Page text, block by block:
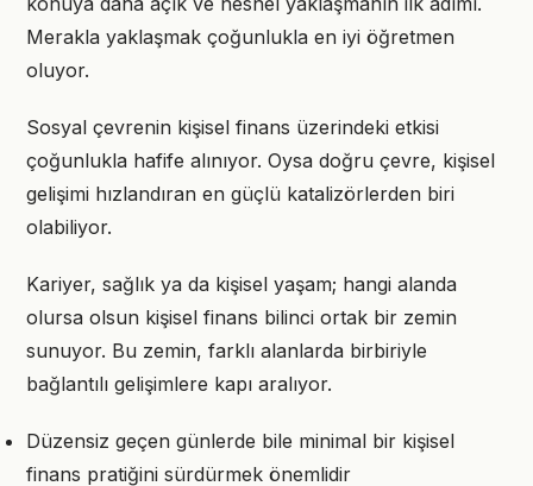
Merakla yaklaşmak çoğunlukla en iyi öğretmen
oluyor.
Sosyal çevrenin kişisel finans üzerindeki etkisi
çoğunlukla hafife alınıyor. Oysa doğru çevre, kişisel
gelişimi hızlandıran en güçlü katalizörlerden biri
olabiliyor.
Kariyer, sağlık ya da kişisel yaşam; hangi alanda
olursa olsun kişisel finans bilinci ortak bir zemin
sunuyor. Bu zemin, farklı alanlarda birbiriyle
bağlantılı gelişimlere kapı aralıyor.
Düzensiz geçen günlerde bile minimal bir kişisel
finans pratiğini sürdürmek önemlidir